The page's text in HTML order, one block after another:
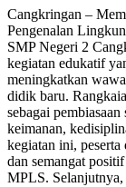
Cangkringan –
Pengenalan
SMP Negeri 2
kegiatan edukatif
meningkatkan
didik baru.
sebagai
keimanan,
kegiatan ini,
dan semangat
MPLS.